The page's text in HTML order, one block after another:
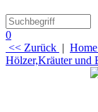
0
<< Zurück | Home
Hölzer,Kräuter und